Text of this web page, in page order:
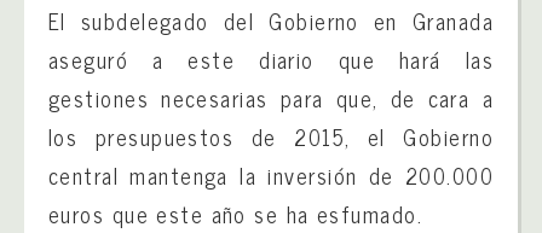
El subdelegado del Gobierno en Granada
aseguró a este diario que hará las
gestiones necesarias para que, de cara a
los presupuestos de 2015, el Gobierno
central mantenga la inversión de 200.000
euros que este año se ha esfumado.